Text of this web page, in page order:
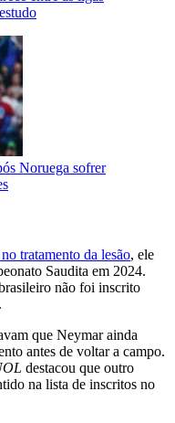
Noruega sofrer
tratamento da lesão, ele
Saudita em 2024.
não foi inscrito
que Neymar ainda
antes de voltar a campo.
destacou que outro
na lista de inscritos no